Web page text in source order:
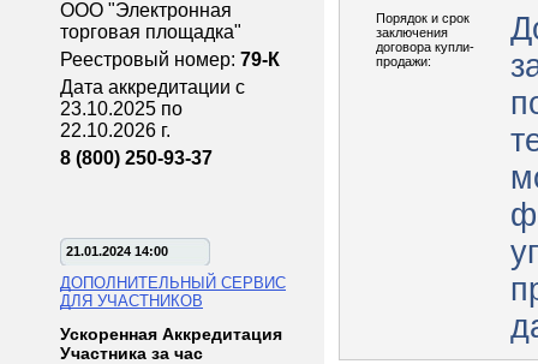
ООО "Электронная
торговая площадка"
Реестровый номер: 79-К
Дата аккредитации с
23.10.2025 по
22.10.2026 г.
8 (800) 250-93-37
21.01.2024 14:00
ДОПОЛНИТЕЛЬНЫЙ СЕРВИС
ДЛЯ УЧАСТНИКОВ
Ускоренная Аккредитация
Участника за час
Порядок и срок
заключения
договора купли-
продажи: